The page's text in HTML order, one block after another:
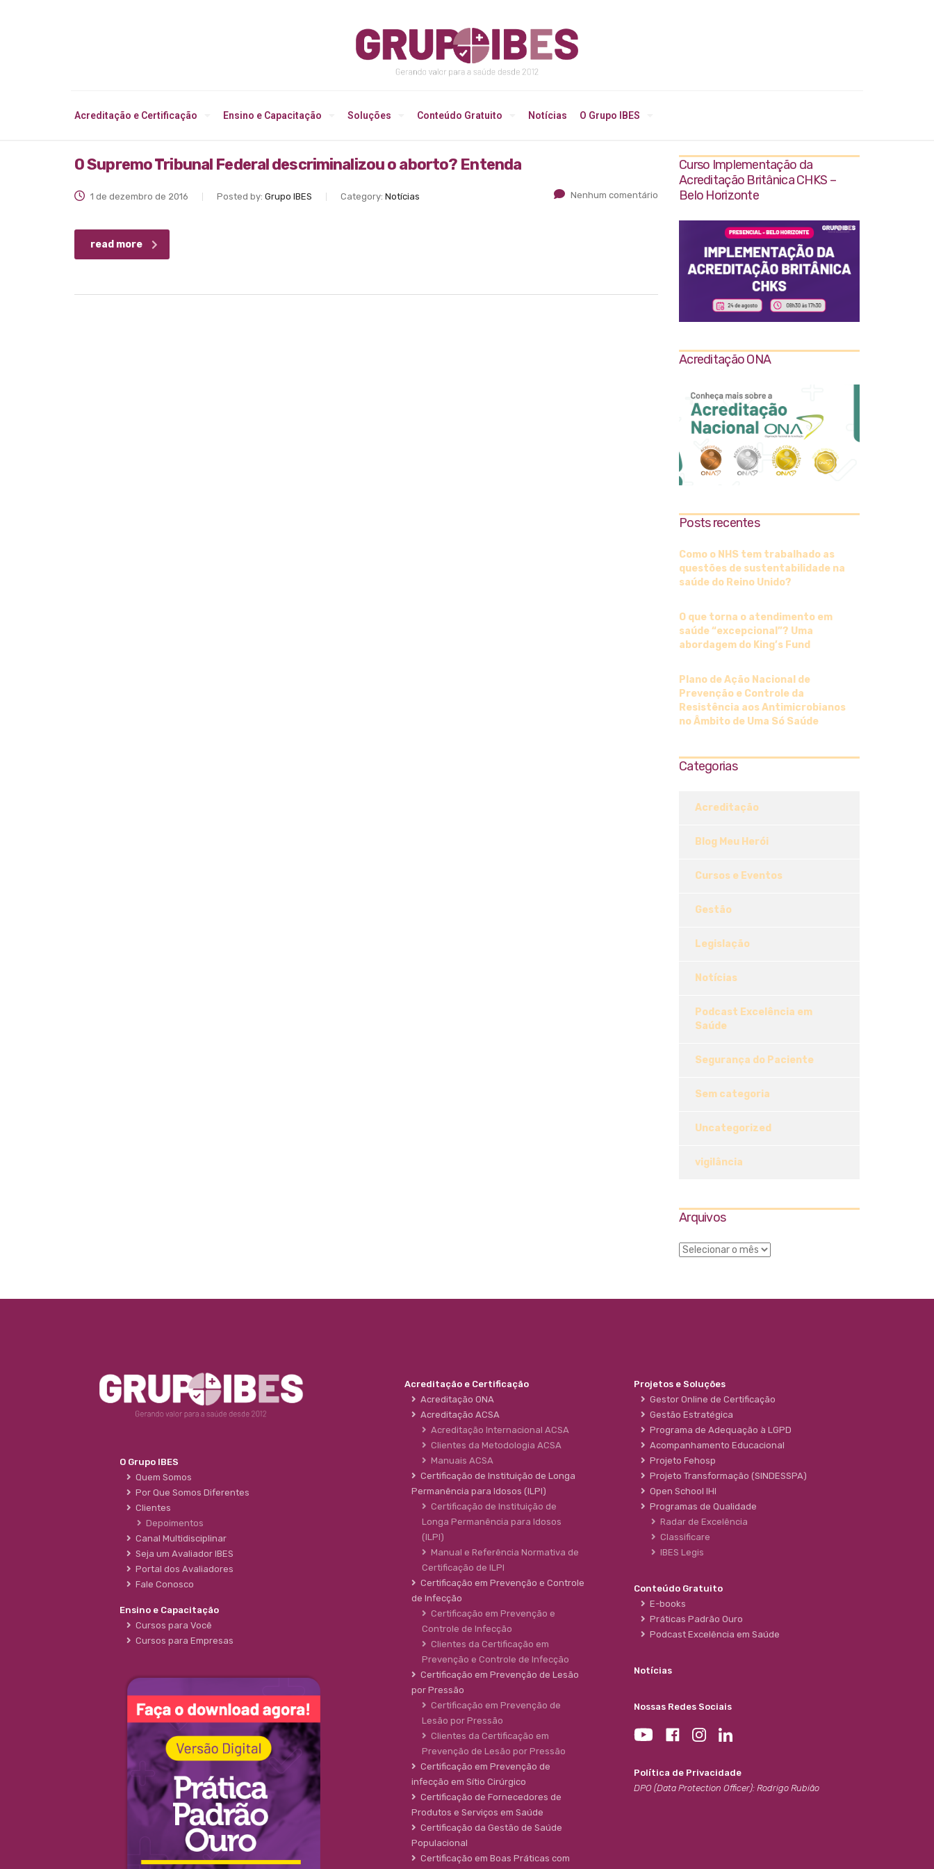
Acreditação e Certificação Ensino e Capacitação Soluções Conteúdo Gratuito Notícias O Grupo IBES
O Supremo Tribunal Federal descriminalizou o aborto? Entenda
1 de dezembro de 2016 Posted by: Grupo IBES Category: Notícias Nenhum comentário
read more
Curso Implementação da
Acreditação Britânica CHKS –
Belo Horizonte
Acreditação ONA
Posts recentes
Como o NHS tem trabalhado as
questões de sustentabilidade na
saúde do Reino Unido?
O que torna o atendimento em
saúde “excepcional”? Uma
abordagem do King’s Fund
Plano de Ação Nacional de
Prevenção e Controle da
Resistência aos Antimicrobianos
no Âmbito de Uma Só Saúde
Categorias
Acreditação
Blog Meu Herói
Cursos e Eventos
Gestão
Legislação
Notícias
Podcast Excelência em
Saúde
Segurança do Paciente
Sem categoria
Uncategorized
vigilância
Arquivos
O Grupo IBES
Quem Somos
Por Que Somos Diferentes
Clientes
Depoimentos
Canal Multidisciplinar
Seja um Avaliador IBES
Portal dos Avaliadores
Fale Conosco
Ensino e Capacitação
Cursos para Você
Cursos para Empresas
Acreditação e Certificação
Acreditação ONA
Acreditação ACSA
Acreditação Internacional ACSA
Clientes da Metodologia ACSA
Manuais ACSA
Certificação de Instituição de Longa
Permanência para Idosos (ILPI)
Certificação de Instituição de
Longa Permanência para Idosos
(ILPI)
Manual e Referência Normativa de
Certificação de ILPI
Certificação em Prevenção e Controle
de Infecção
Certificação em Prevenção e
Controle de Infecção
Clientes da Certificação em
Prevenção e Controle de Infecção
Certificação em Prevenção de Lesão
por Pressão
Certificação em Prevenção de
Lesão por Pressão
Clientes da Certificação em
Prevenção de Lesão por Pressão
Certificação em Prevenção de
infecção em Sítio Cirúrgico
Certificação de Fornecedores de
Produtos e Serviços em Saúde
Certificação da Gestão de Saúde
Populacional
Certificação em Boas Práticas com
Projetos e Soluções
Gestor Online de Certificação
Gestão Estratégica
Programa de Adequação à LGPD
Acompanhamento Educacional
Projeto Fehosp
Projeto Transformação (SINDESSPA)
Open School IHI
Programas de Qualidade
Radar de Excelência
Classificare
IBES Legis
Conteúdo Gratuito
E-books
Práticas Padrão Ouro
Podcast Excelência em Saúde
Notícias
Nossas Redes Sociais
Política de Privacidade
DPO (Data Protection Officer): Rodrigo Rubião